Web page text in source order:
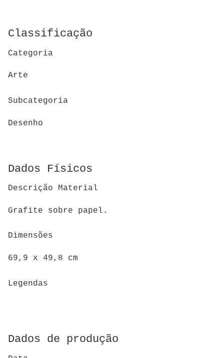
Classificação
Categoria
Arte
Subcategoria
Desenho
Dados Físicos
Descrição Material
Grafite sobre papel.
Dimensões
69,9 x 49,8 cm
Legendas
Dados de produção